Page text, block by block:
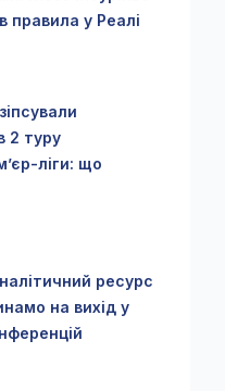
правила у Реалі
2 туру
ліги: що
ресурс
на вихід у